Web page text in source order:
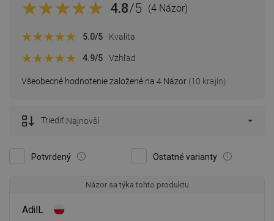
4.8/5 (4 Názor)
Všeobecné hodnotenie založené na 4 Názor (10 krajín)
5.0/5 Kvalita
4.9/5 Vzhľad
Potvrdený Ostatné varianty
Triediť:Najnovší
Názor sa týka tohto produktu
AdilL